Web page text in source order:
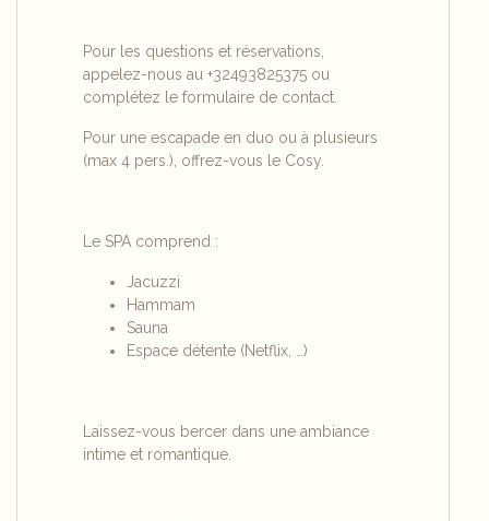
Pour les questions et réservations,
appelez-nous au +32493825375 ou
complétez le formulaire de contact
Pour une escapade en duo ou à plusieurs
(max 4 pers.), offrez-vous le Cosy.
Le SPA comprend :
Jacuzzi
Hammam
Sauna
Espace détente (Netflix, …)
Laissez-vous bercer dans une ambiance
intime et romantique.